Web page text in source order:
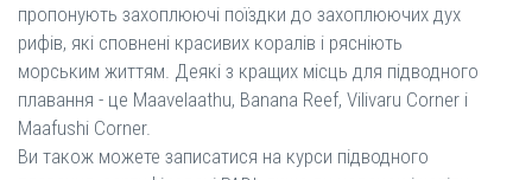
пропонують захоплюючі поїздки до захоплюючих дух
рифів, які сповнені красивих коралів і рясніють
морським життям. Деякі з кращих місць для підводного
плавання - це Maavelaathu, Banana Reef, Vilivaru Corner і
Maafushi Corner.
Ви також можете записатися на курси підводного